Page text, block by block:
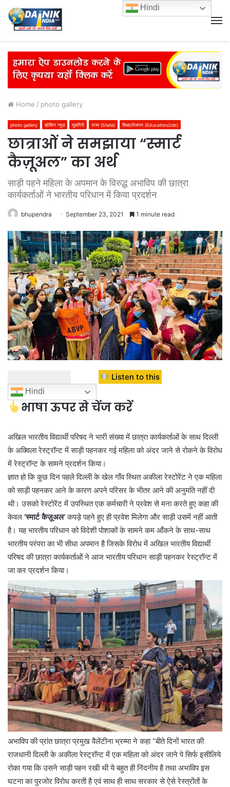
Home / photo gallery
photo gallery ब्रेकिंग न्यूज़ युवागिरी राज्य (State) शिक्षा/रोजगार (Education/Job)
छात्राओं ने समझाया “स्मार्ट
कैज़ूअल” का अर्थ
साड़ी पहने महिला के अपमान के विरुद्ध अभाविप की छात्रा
कार्यकर्ताओं ने भारतीय परिधान में किया प्रदर्शन
bhupendra September 23, 2021 1 minute read
Listen to this
Hindi
भाषा ऊपर से चेंज करें
अखिल भारतीय विद्यार्थी परिषद ने भारी संख्या में छात्रा कार्यकर्ताओं के साथ दिल्ली
के अक्विला रेस्ट्रॉन्ट में साड़ी पहनकर गई महिला को अंदर जाने से रोकने के विरोध
में रेस्ट्रॉन्ट के सामने प्रदर्शन किया।
ज्ञात हो कि कुछ दिन पहले दिल्ली के खेल गाँव स्थित अकीला रेस्टोरेंट ने एक महिला
को साड़ी पहनकर आने के कारण अपने परिसर के भीतर आने की अनुमति नहीं दी
थी। उसको रेस्टोरेंट में उपस्थित एक कर्मचारी ने प्रवेश से मना करते हुए कहा की
केवल ‘स्मार्ट कैज़ूअल’कपड़े पहने हुए ही प्रवेश मिलेगा और साड़ी उसमें नहीं आती
है। यह भारतीय परिधान को विदेशी पोशाकों के सामने कम आँकने के साथ-साथ
भारतीय परंपरा का भी सीधा अपमान है जिसके विरोध में अखिल भारतीय विद्यार्थी
परिषद की छात्रा कार्यकर्ताओं ने आज भारतीय परिधान साड़ी पहनकर रेस्ट्रॉन्ट में
जा कर प्रदर्शन किया।
अभाविप की प्रांत छात्रा प्रमुख वैलेंटीना भ्रम्मा ने कहा “बीते दिनों भारत की
राजधानी दिल्ली के अकीला रेस्ट्रॉन्ट में एक महिला को अंदर जाने पे सिर्फ इसीलिये
रोका गया कि उसने साड़ी पहन रखी थी ये बहुत ही निंदनीय है तथा अभाविप इस
घटना का पुरजोर विरोध करती है एवं साथ ही साथ सरकार से ऐसे रेस्त्रोंतों के
Hindi